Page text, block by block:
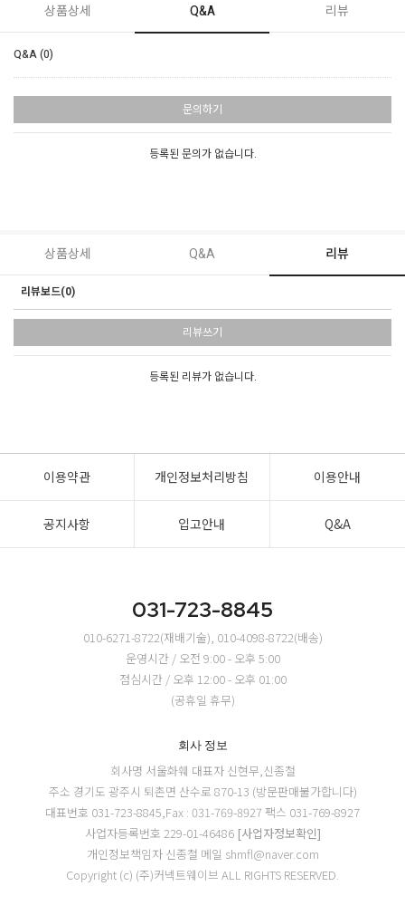
상품상세 Q&A 리뷰
Q&A (0)
문의하기
등록된 문의가 없습니다.
상품상세 Q&A 리뷰
리뷰보드(0)
리뷰쓰기
등록된 리뷰가 없습니다.
이용약관 개인정보처리방침 이용안내
공지사항 입고안내 Q&A
031-723-8845
010-6271-8722(재배기술), 010-4098-8722(배송)
운영시간 / 오전 9:00 - 오후 5:00
점심시간 / 오후 12:00 - 오후 01:00
(공휴일 휴무)
회사 정보
회사명 서울화훼 대표자 신현무,신종철
주소 경기도 광주시 퇴촌면 산수로 870-13 (방문판매불가합니다)
대표번호 031-723-8845,Fax : 031-769-8927 팩스 031-769-8927
사업자등록번호 229-01-46486 [사업자정보확인]
개인정보책임자 신종철 메일 shmfl@naver.com
Copyright (c) (주)커넥트웨이브 ALL RIGHTS RESERVED.